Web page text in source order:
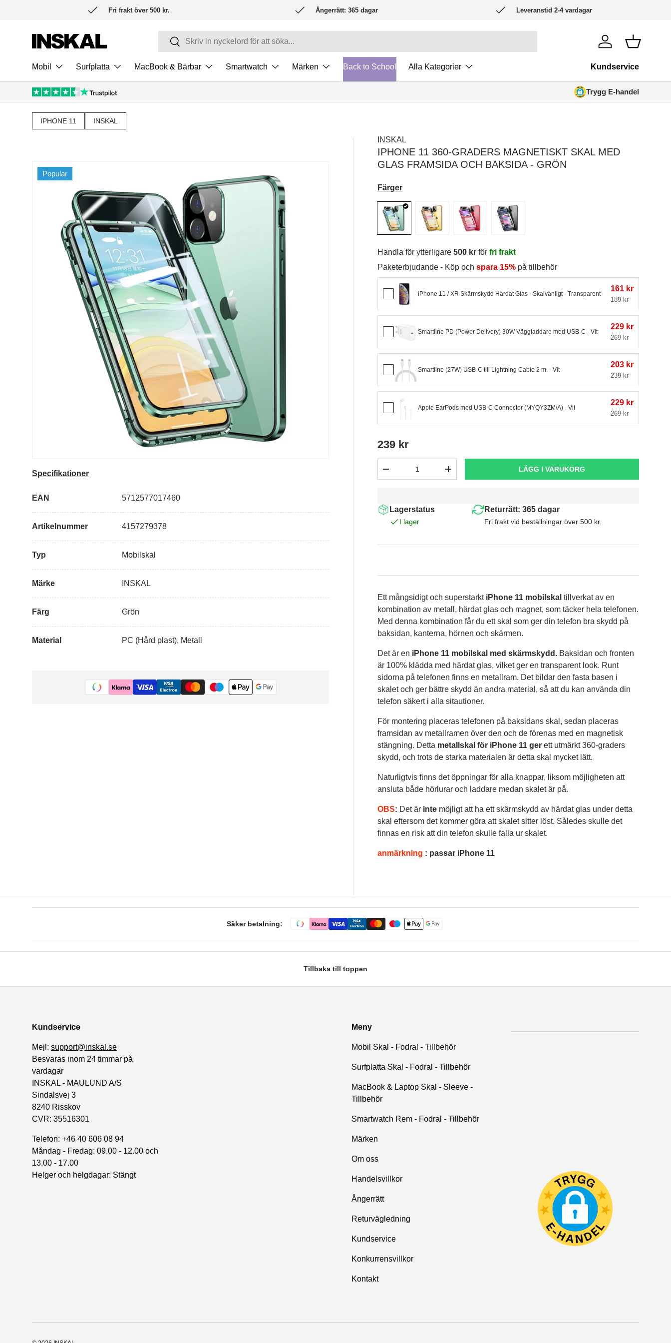
Fri frakt över 500 kr. Ångerrätt: 365 dagar Leveranstid 2-4 vardagar
Sök
Logga inKorg
Mobil Surfplatta MacBook & Bärbar Smartwatch Märken Back to School Alla Kategorier Kundservice
Trygg E-handel
IPHONE 11 INSKAL
Popular
INSKAL
IPHONE 11 360-GRADERS MAGNETISKT SKAL MED
GLAS FRAMSIDA OCH BAKSIDA - GRÖN
Färger
Handla för ytterligare500 kr förfri frakt
Paketerbjudande - Köp ochspara 15% på tillbehör
iPhone 11 / XR Skärmskydd Härdat Glas - Skalvänligt - Transparent
161 kr
189 kr
Smartline PD (Power Delivery) 30W Väggladdare med USB-C - Vit
229 kr
269 kr
Smartline (27W) USB-C till Lightning Cable 2 m. - Vit
203 kr
239 kr
Apple EarPods med USB-C Connector (MYQY3ZM/A) - Vit
229 kr
269 kr
239 kr
+ LÄGG I VARUKORG
Lagerstatus
I lager
Returrätt: 365 dagar
Fri frakt vid beställningar över 500 kr.
Ett mångsidigt och superstarkt iPhone 11 mobilskaltillverkat av en
kombination av metall, härdat glas och magnet, som täcker hela telefonen.
Med denna kombination får du ett skalsomger din telefon braskydd på
baksidan, kanterna, hörnen och skärmen.
Det är en iPhone 11 mobilskal med skärmskydd. Baksidan och fronten
är 100% klädda med härdat glas, vilket ger en transparent look. Runt
sidorna på telefonen finns en metallram. Det bildar den fasta basen i
skalet och ger bättre skydd än andra material, så att du kan använda din
telefon säkert i alla sitautioner.
För montering placeras telefonen på baksidans skal, sedan placeras
framsidan av metallramen över den och de förenas med en magnetisk
stängning. Detta metallskal för iPhone 11 gerett utmärkt 360-graders
skydd,ochtrots de starka materialen är detta skal mycket lätt.
Naturligtvis finns det öppningar för alla knappar, liksom möjligheten att
ansluta både hörlurar och laddare medan skalet är på.
OBS: Det är inte möjligt att ha ett skärmskydd av härdat glas under detta
skal eftersom det kommer göra att skalet sitter löst. Således skulle det
finnas en risk att din telefon skulle falla ur skalet.
anmärkning : passar iPhone 11
Specifikationer
EAN 5712577017460
Artikelnummer 4157279378
Typ Mobilskal
Märke INSKAL
Färg Grön
Material PC (Hård plast), Metall
Säker betalning:
Tillbaka till toppen
Kundservice
Mejl: support@inskal.se
Besvaras inom 24 timmar på
vardagar
INSKAL - MAULUND A/S
Sindalsvej 3
8240 Risskov
CVR: 35516301
Telefon: +46 40 606 08 94
Måndag - Fredag: 09.00 - 12.00 och
13.00 - 17.00
Helger och helgdagar: Stängt
Meny
Mobil Skal - Fodral - Tillbehör
Surfplatta Skal - Fodral - Tillbehör
MacBook & Laptop Skal - Sleeve -
Tillbehör
Smartwatch Rem - Fodral - Tillbehör
Märken
Om oss
Handelsvillkor
Ångerrätt
Returvägledning
Kundservice
Konkurrensvillkor
Kontakt